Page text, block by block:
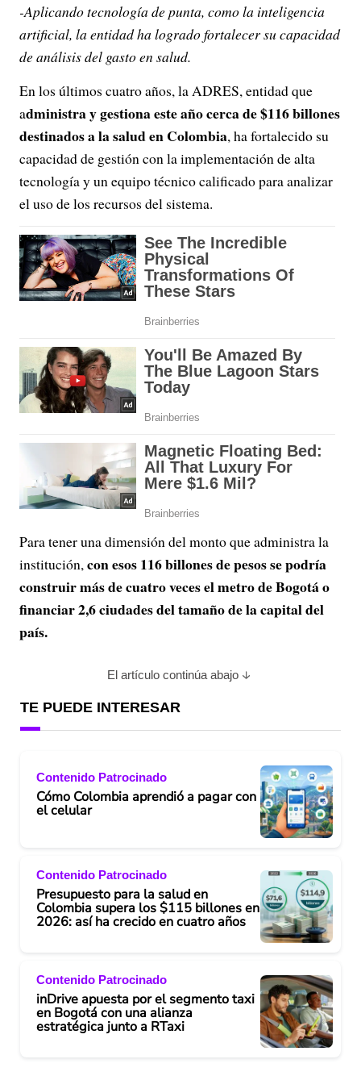
-Aplicando tecnología de punta, como la inteligencia
artificial, la entidad ha logrado fortalecer su capacidad
de análisis del gasto en salud.
En los últimos cuatro años, la ADRES, entidad que
administra y gestiona este año cerca de $116 billones
destinados a la salud en Colombia, ha fortalecido su
capacidad de gestión con la implementación de alta
tecnología y un equipo técnico calificado para analizar
el uso de los recursos del sistema.
Para tener una dimensión del monto que administra la
institución,con esos 116 billones de pesos se podría
construir más de cuatro veces el metro de Bogotá o
financiar 2,6 ciudades del tamaño de la capital del
país.
El artículo continúa abajo
TE PUEDE INTERESAR
Contenido Patrocinado
Cómo Colombia aprendió a pagar con
el celular
Contenido Patrocinado
Presupuesto para la salud en
Colombia supera los $115 billones en
2026: así ha crecido en cuatro años
Contenido Patrocinado
inDrive apuesta por el segmento taxi
en Bogotá con una alianza
estratégica junto a RTaxi